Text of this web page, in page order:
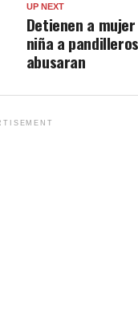
UP NEXT
Detienen a
niña a
abusaran